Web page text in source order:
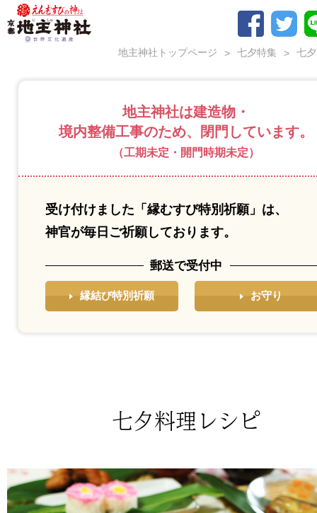
地主神社トップページ 七夕特集 七
地主神社は建造物・
境内整備工事のため、閉⾨しています。
（工期未定・開門時期未定）
受け付けました「縁むすび特別祈願」は、
神官が毎⽇ご祈願しております。
郵送で受付中
縁結び特別祈願 お守り
七夕料理レシピ